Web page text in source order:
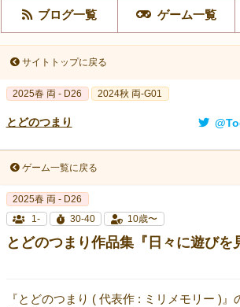
ブログ一覧 ゲーム一覧
サイトトップに戻る
2025春 両 - D26 2024秋 両-G01
とどのつまり
ゲーム一覧に戻る
2025春 両 - D26
1-
30-40 10歳〜
とどのつまり作品集『日々に遊びを
『とどのつまり ( 代表作 : ミリメモリー )』